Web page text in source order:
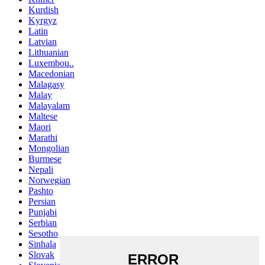
Kurdish
Kyrgyz
Latin
Latvian
Lithuanian
Luxembou..
Macedonian
Malagasy
Malay
Malayalam
Maltese
Maori
Marathi
Mongolian
Burmese
Nepali
Norwegian
Pashto
Persian
Punjabi
Serbian
Sesotho
Sinhala
Slovak